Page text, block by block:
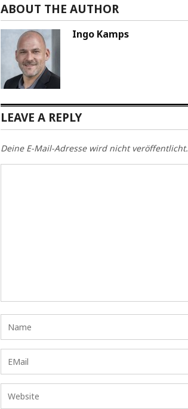
ABOUT THE AUTHOR
Ingo Kamps
LEAVE A REPLY
Deine E-Mail-Adresse wird nicht veröffentlicht.